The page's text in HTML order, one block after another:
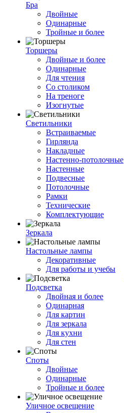
Бра
Двойные
Одинарные
Тройные и более
Торшеры
Двойные и более
Одинарные
Для чтения
Со столиком
На треноге
Изогнутые
Светильники
Встраиваемые
Гирлянда
Накладные
Настенно-потолочные
Настенные
Подвесные
Потолочные
Рамки
Технические
Комплектующие
Зеркала
Настольные лампы
Декоративные
Для работы и учебы
Подсветка
Двойная и более
Одинарная
Для картин
Для зеркала
Для кухни
Для стен
Споты
Двойные
Одинарные
Тройные и более
Уличное освещение